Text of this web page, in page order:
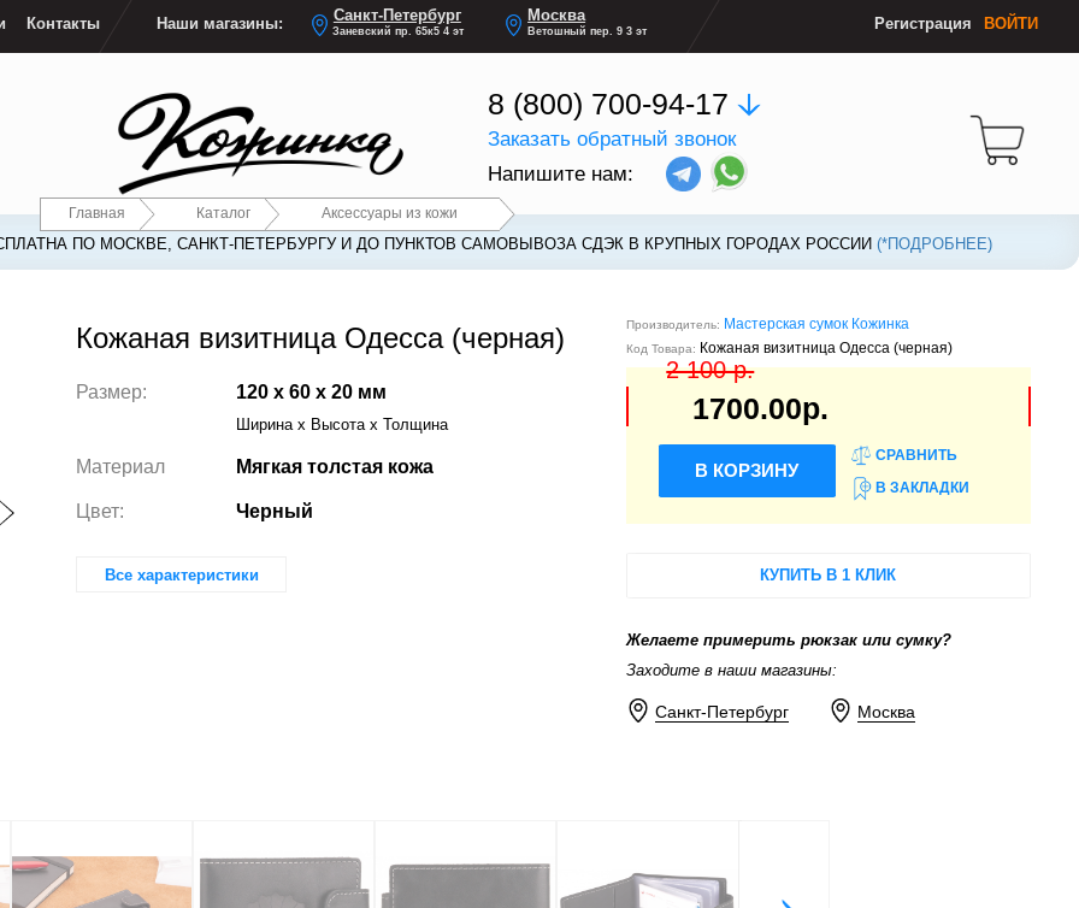
Контакты Наши магазины: Санкт-Петербург
Заневский пр. 65к5 4 эт
Москва
Ветошный пер. 9 3 эт Регистрация ВОЙТИ
8 (800) 700-94-17
Заказать обратный звонок
Напишите нам:
Главная Каталог Аксессуары из кожи
ПО МОСКВЕ, САНКТ-ПЕТЕРБУРГУ И ДО ПУНКТОВ САМОВЫВОЗА СДЭК В КРУПНЫХ ГОРОДАХ РОССИИ (*ПОДРОБНЕЕ)
ПО МОСКВЕ, САНКТ-ПЕТЕРБУРГУ И ДО ПУНКТОВ САМОВЫВОЗА СДЭК В КРУПНЫХ ГОРОДАХ РОССИИ (*ПОДРОБНЕЕ)
Кожаная визитница Одесса (черная)
Размер: 120 x 60 x 20 мм
Ширина x Высота x Толщина
Материал Мягкая толстая кожа
Цвет: Черный
Все характеристики
Производитель: Мастерская сумок Кожинка
Код Товара: Кожаная визитница Одесса (черная)
2 100 р.
1700.00р.
В КОРЗИНУ
СРАВНИТЬ
В ЗАКЛАДКИ
КУПИТЬ В 1 КЛИК
Желаете примерить рюкзак или сумку?
Заходите в наши магазины:
Санкт-Петербург Москва